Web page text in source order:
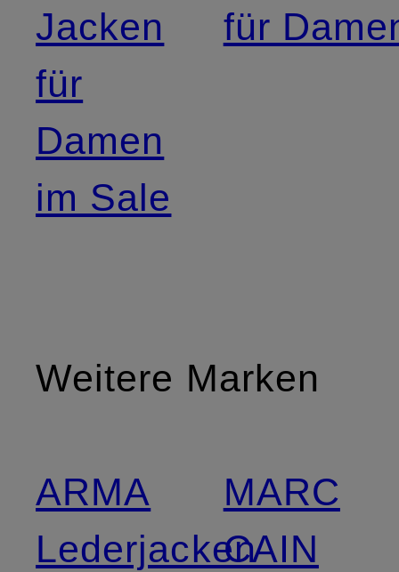
Jacken
für
Damen
im Sale
für
Weitere Marken
ARMA
Lederjacken
MARC
CAIN